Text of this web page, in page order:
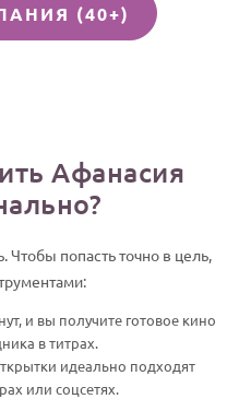
(40+)
Афанасия
Чтобы попасть точно в цель,
и вы получите готовое кино
в титрах.
идеально подходят
или соцсетях.